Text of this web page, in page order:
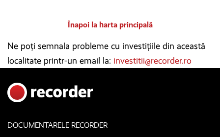
Înapoi la harta principală
Ne poți semnala probleme cu investițiile din această
localitate printr-un email la: investitii@recorder.ro
DOCUMENTARELE RECORDER